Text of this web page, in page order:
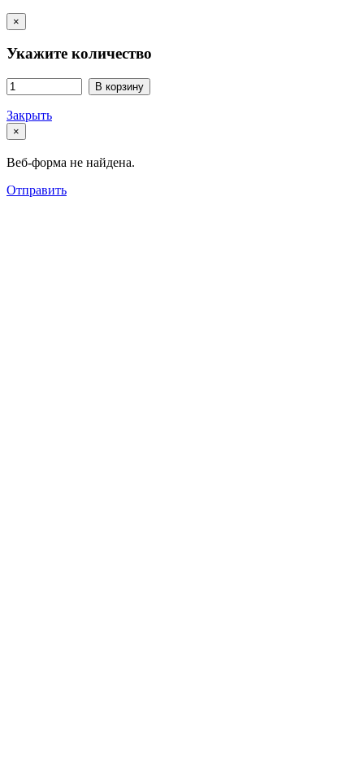
×
Укажите количество
В корзину
Закрыть
×
Веб-форма не найдена.
Отправить